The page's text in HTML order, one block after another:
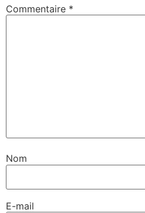
Commentaire *
Nom
E-mail